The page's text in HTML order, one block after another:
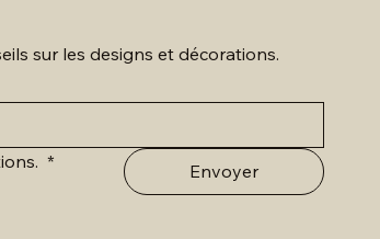
sur les designs et décorations.
* Envoyer